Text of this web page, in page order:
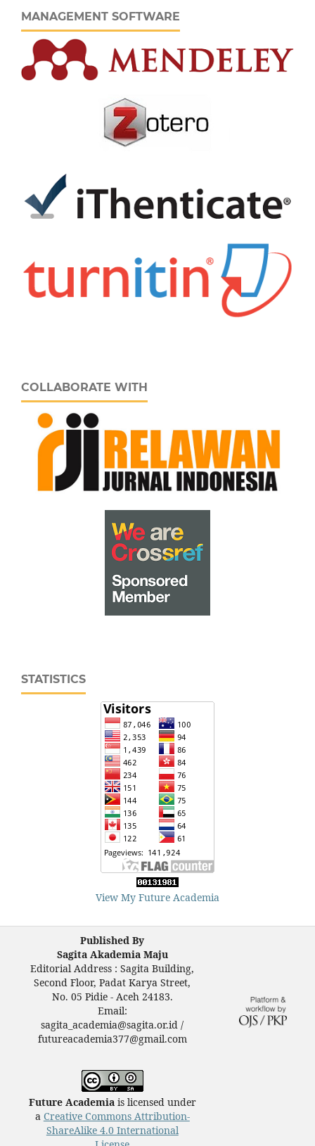
MANAGEMENT SOFTWARE
COLLABORATE WITH
STATISTICS
View My Future Academia
Published By
Sagita Akademia Maju
Editorial Address : Sagita Building,
Second Floor, Padat Karya Street,
No. 05 Pidie - Aceh 24183.
Email:
sagita_academia@sagita.or.id /
futureacademia377@gmail.com
Future Academiais licensed under
a Creative Commons Attribution-
ShareAlike 4.0 International